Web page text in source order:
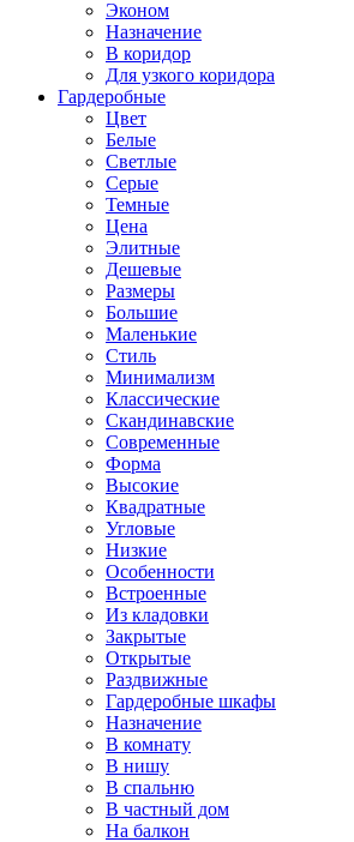
Эконом
Назначение
В коридор
Для узкого коридора
Гардеробные
Цвет
Белые
Светлые
Серые
Темные
Цена
Элитные
Дешевые
Размеры
Большие
Маленькие
Стиль
Минимализм
Классические
Скандинавские
Современные
Форма
Высокие
Квадратные
Угловые
Низкие
Особенности
Встроенные
Из кладовки
Закрытые
Открытые
Раздвижные
Гардеробные шкафы
Назначение
В комнату
В нишу
В спальню
В частный дом
На балкон